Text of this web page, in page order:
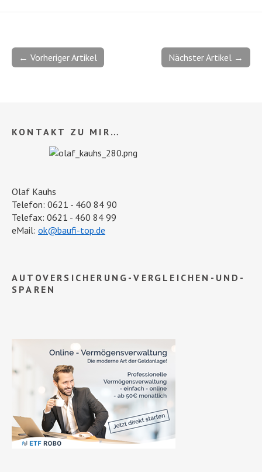
Nächster Artikel →
← Vorheriger Artikel
KONTAKT ZU MIR…
Olaf Kauhs
Telefon: 0621 - 460 84 90
Telefax: 0621 - 460 84 99
eMail: ok@baufi-top.de
AUTOVERSICHERUNG-VERGLEICHEN-UND-
SPAREN